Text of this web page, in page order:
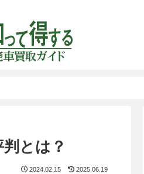
とは？
2024.02.15 2025.06.19